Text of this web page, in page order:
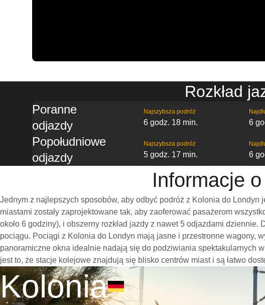
Rozkład
Poranne
odjazdy
Najszybsza podróż
6 godz. 18 min. 6
Popołudniowe
odjazdy
Najszybsza podróż
5 godz. 17 min. 6
Informacje
Jednym z najlepszych sposobów, aby odbyć podróż z Kolonia do
miastami zostały zaprojektowane tak, aby zaoferować pasażerom
około 6 godziny), i obszerny rozkład jazdy z nawet 5 odjazdami
pociągu. Pociągi z Kolonia do Londyn mają jasne i przestronne wagony,
panoramiczne okna idealnie nadają się do podziwiania spektakularnych
jest to, że stacje kolejowe znajdują się blisko centrów miast i są łatwo
Kolonia